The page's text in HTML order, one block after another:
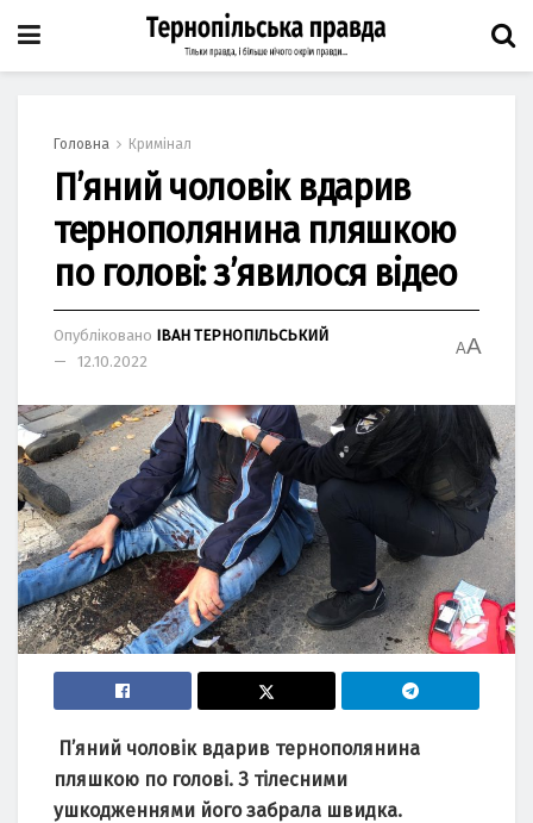
Головна Кримінал
П’яний чоловік вдарив
тернополянина пляшкою
по голові: з’явилося відео
Опубліковано ІВАН ТЕРНОПІЛЬСЬКИЙ
12.10.2022
AA
П’яний чоловік вдарив тернополянина
пляшкою по голові. З тілесними
ушкодженнями його забрала швидка.